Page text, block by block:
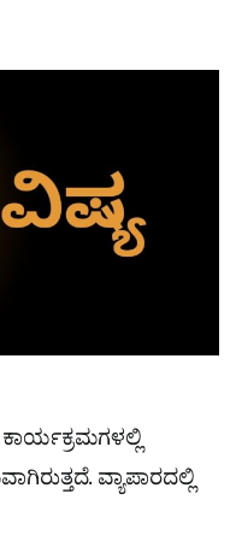
ವ್ಯಾಪಾರದಲ್ಲಿ